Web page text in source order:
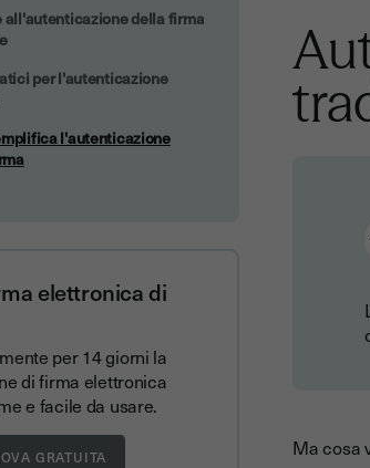
della firma
per l'autenticazione
l'autenticazione
elettronica di
per 14 giorni la
di firma elettronica
e facile da usare.
Ma cosa